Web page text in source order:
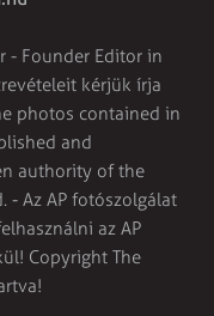
- Founder Editor in
kérjük írja
photos contained in
and
authority of the
- Az AP fotószolgálat
az AP
Copyright The